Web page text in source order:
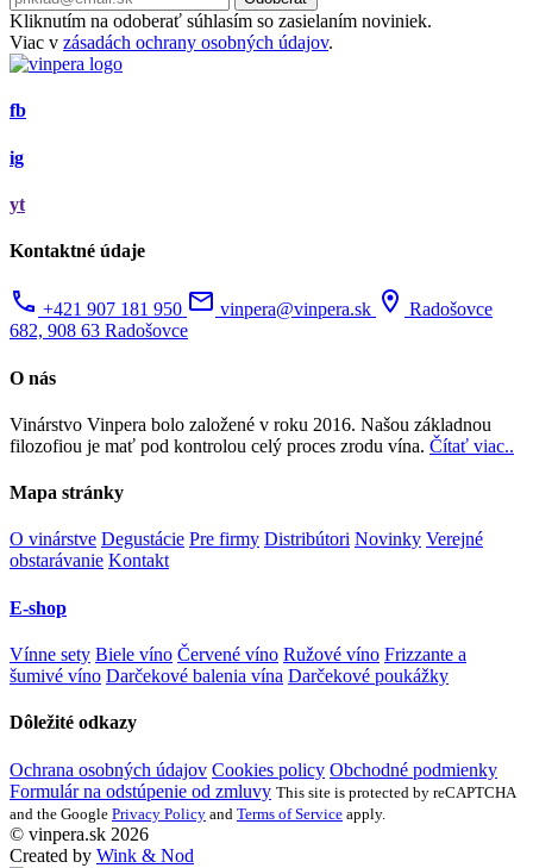
Kliknutím na odoberať súhlasím so zasielaním noviniek.
Viac v zásadách ochrany osobných údajov.
fb
ig
yt
Kontaktné údaje
+421 907 181 950 vinpera@vinpera.sk
Radošovce
682, 908 63 Radošovce
O nás
Vinárstvo Vinpera bolo založené v roku 2016. Našou základnou
filozofiou je mať pod kontrolou celý proces zrodu vína. Čítať viac..
Mapa stránky
O vinárstve Degustácie Pre firmy Distribútori Novinky Verejné
obstarávanie Kontakt
E-shop
Vínne sety Biele víno Červené víno Ružové víno Frizzante a
šumivé víno Darčekové balenia vína Darčekové poukážky
Dôležité odkazy
Ochrana osobných údajov Cookies policy Obchodné podmienky
Formulár na odstúpenie od zmluvy This site is protected by reCAPTCHA
and the Google Privacy Policy and Terms of Service apply.
© vinpera.sk 2026
Created by Wink & Nod